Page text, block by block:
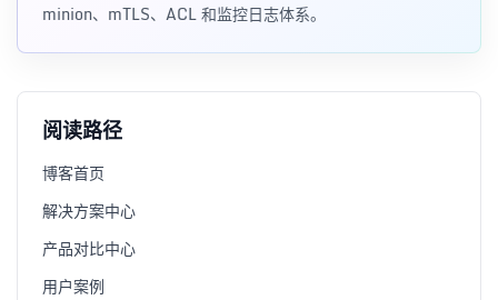
minion、mTLS、ACL 和监控日志体系。
阅读路径
博客首页
解决方案中心
产品对比中心
用户案例